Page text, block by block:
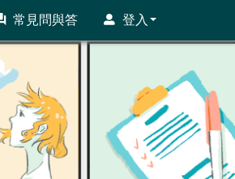
常見問與答 登入